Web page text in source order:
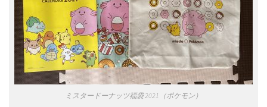
ミスタードーナッツ福袋 2021（ポケモン）